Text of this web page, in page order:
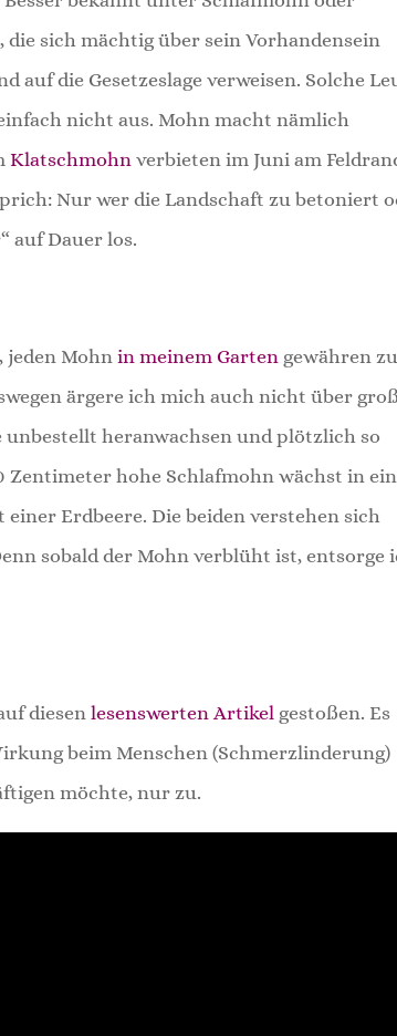
sich mächtig über sein Vorhandensein
auf die Gesetzeslage verweisen. Solche
nicht aus. Mohn macht nämlich
Klatschmohn verbieten im Juni am
Nur wer die Landschaft zu betoniert
auf Dauer los.
jeden Mohnin meinem Garten gewähren
ärgere ich mich auch nicht über
heranwachsen und plötzlich so
Zentimeter hohe Schlafmohn wächst in
Erdbeere. Die beiden verstehen sich
sobald der Mohn verblüht ist, entsorge
diesenlesenswerten Artikel gestoßen. Es
beim Menschen (Schmerzlinderung)
möchte, nur zu.